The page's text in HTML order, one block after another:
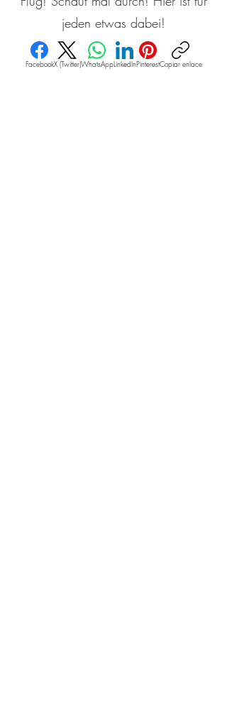
jeden etwas dabei!
FacebookX (Twitter)WhatsAppLinkedInPinterestCopiar enlace